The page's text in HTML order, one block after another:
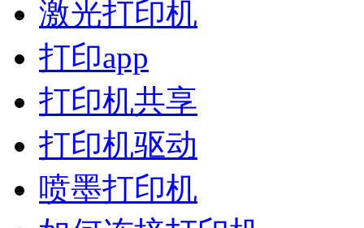
激光打印机
打印app
打印机共享
打印机驱动
喷墨打印机